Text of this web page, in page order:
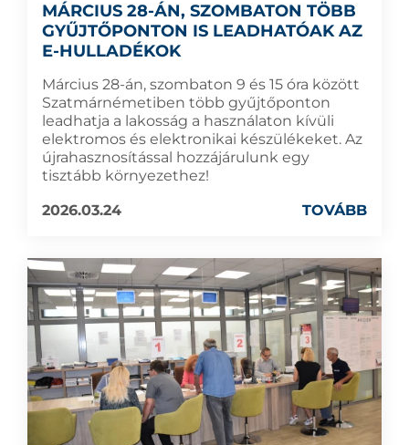
MÁRCIUS 28-ÁN, SZOMBATON TÖBB
GYŰJTŐPONTON IS LEADHATÓAK AZ
E-HULLADÉKOK
Március 28-án, szombaton 9 és 15 óra között
Szatmárnémetiben több gyűjtőponton
leadhatja a lakosság a használaton kívüli
elektromos és elektronikai készülékeket. Az
újrahasznosítással hozzájárulunk egy
tisztább környezethez!
2026.03.24
TOVÁBB